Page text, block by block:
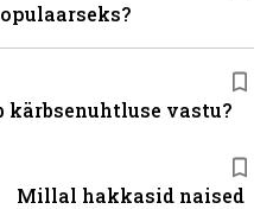
Millal hakkasid naised
kärbsenuhtluse vastu?